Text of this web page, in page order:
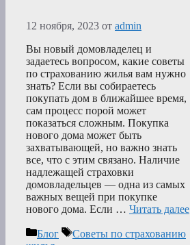
12 ноября, 2023 от admin
Вы новый домовладелец и
задаетесь вопросом, какие советы
по страхованию жилья вам нужно
знать? Если вы собираетесь
покупать дом в ближайшее время,
сам процесс порой может
показаться сложным. Покупка
нового дома может быть
захватывающей, но важно знать
все, что с этим связано. Наличие
надлежащей страховки
домовладельцев — одна из самых
важных вещей при покупке
нового дома. Если … Читать далее
Рубрики
Блог Метки
Советы по страхованию